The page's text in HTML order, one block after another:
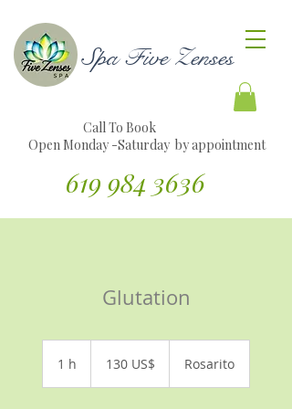
Spa Five Zenses
Call To Book
Open Monday -Saturday by appointment
619 984 3636
Glutation
1 h
estadounidenses
130 US$ Rosarito